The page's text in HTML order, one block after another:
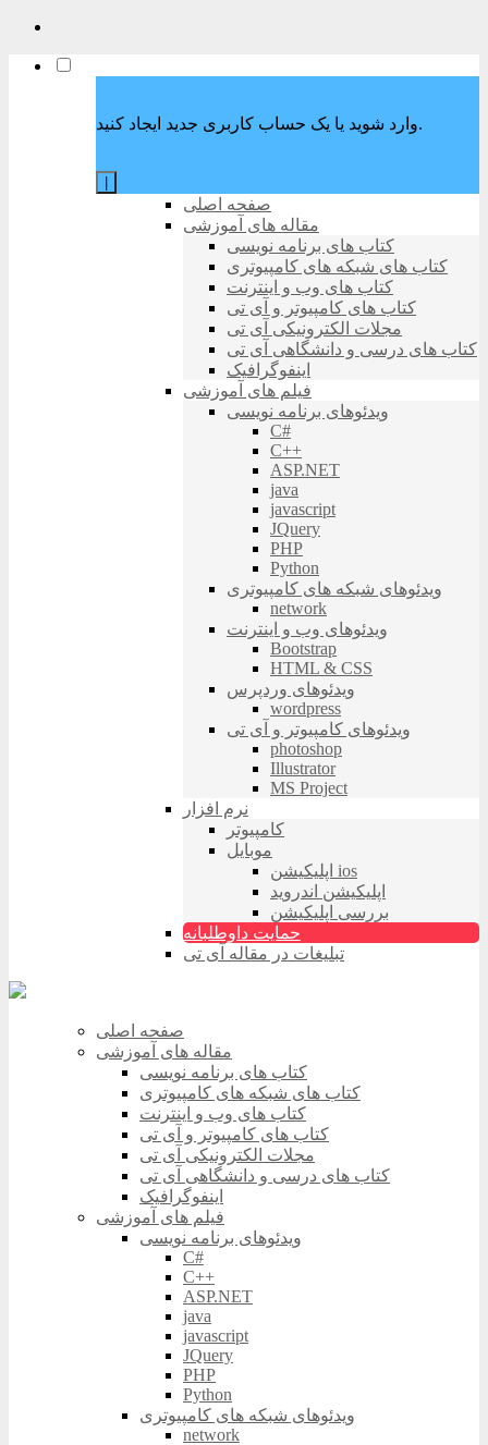
وارد شوید یا یک حساب کاربری جدید ایجاد کنید.
صفحه اصلی
مقاله های آموزشی
کتاب های برنامه نویسی
کتاب های شبکه های کامپیوتری
کتاب های وب و اینترنت
کتاب های کامپیوتر و آی تی
مجلات الکترونیکی آی تی
کتاب های درسی و دانشگاهی آی تی
اینفوگرافیک
فیلم های آموزشی
ویدئوهای برنامه نویسی
C#
C++
ASP.NET
java
javascript
JQuery
PHP
Python
ویدئوهای شبکه های کامپیوتری
network
ویدئوهای وب و اینترنت
Bootstrap
HTML & CSS
ویدئوهای وردپرس
wordpress
ویدئوهای کامپیوتر و آی تی
photoshop
Illustrator
MS Project
نرم افزار
کامپیوتر
موبایل
اپلیکیشن ios
اپلیکیشن اندروید
بررسی اپلیکیشن
حمایت داوطلبانه
تبلیغات در مقاله آی تی
صفحه اصلی
مقاله های آموزشی
کتاب های برنامه نویسی
کتاب های شبکه های کامپیوتری
کتاب های وب و اینترنت
کتاب های کامپیوتر و آی تی
مجلات الکترونیکی آی تی
کتاب های درسی و دانشگاهی آی تی
اینفوگرافیک
فیلم های آموزشی
ویدئوهای برنامه نویسی
C#
C++
ASP.NET
java
javascript
JQuery
PHP
Python
ویدئوهای شبکه های کامپیوتری
network